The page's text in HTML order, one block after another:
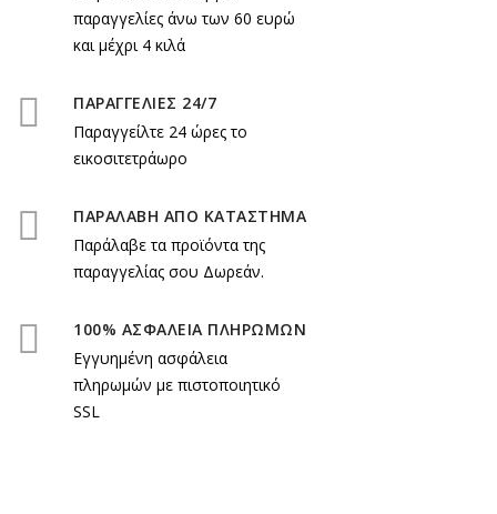
παραγγελίες άνω των 60 ευρώ
και μέχρι 4 κιλά
ΠΑΡΑΓΓΕΛΙΕΣ 24/7
Παραγγείλτε 24 ώρες το
εικοσιτετράωρο
ΠΑΡΑΛΑΒΗ ΑΠΟ ΚΑΤΑΣΤΗΜΑ
Παράλαβε τα προϊόντα της
παραγγελίας σου Δωρεάν.
100% ΑΣΦΑΛΕΙΑ ΠΛΗΡΩΜΩΝ
Εγγυημένη ασφάλεια
πληρωμών με πιστοποιητικό
SSL